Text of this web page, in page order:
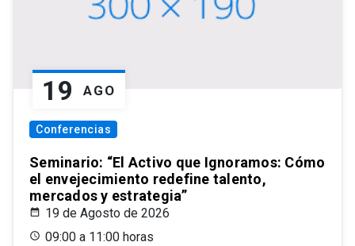
19 AGO
Conferencias
Seminario: “El Activo que Ignoramos: Cómo
el envejecimiento redefine talento,
mercados y estrategia”
19 de Agosto de 2026
09:00 a 11:00 horas